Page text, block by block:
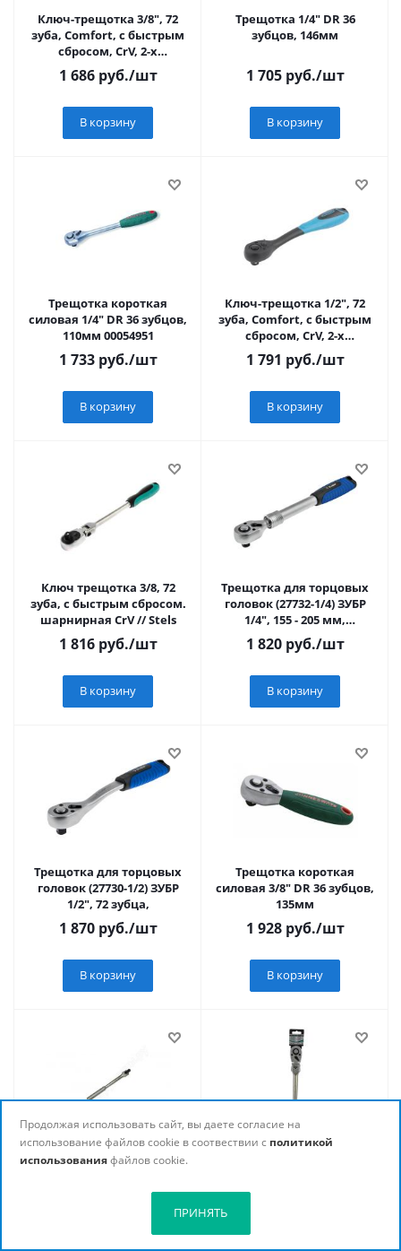
Ключ-трещотка 3/8", 72
зуба, Comfort, с быстрым
сбросом, CrV, 2-х
комп.рукоятка GROSS
1 686руб./шт
В корзину
Трещотка 1/4" DR 36
зубцов, 146мм
1 705руб./шт
В корзину
Трещотка короткая
силовая 1/4" DR 36 зубцов,
110мм 00054951
1 733руб./шт
В корзину
Ключ-трещотка 1/2", 72
зуба, Comfort, с быстрым
сбросом, CrV, 2-х
комп.рукоятка GROSS
1 791 руб./шт
В корзину
Ключ трещотка 3/8, 72
зуба, с быстрым сбросом.
шарнирная СrV // Stels
1 816руб./шт
В корзину
Трещотка для торцовых
головок (27732-1/4) ЗУБР
1/4", 155 - 205 мм,
телескопическая
1 820руб./шт
В корзину
Трещотка для торцовых
головок (27730-1/2) ЗУБР
1/2", 72 зубца,
1 870руб./шт
В корзину
Трещотка короткая
силовая 3/8" DR 36 зубцов,
135мм
1 928руб./шт
В корзину
Вороток шарнирный
"гибкая рукоятка" 1/2" DR,
шарнирная СrV // Stels
Продолжая использовать сайт, вы даете согласие на
использование файлов cookie в соотвествии с политикой
использованияфайлов cookie.
ПРИНЯТЬ